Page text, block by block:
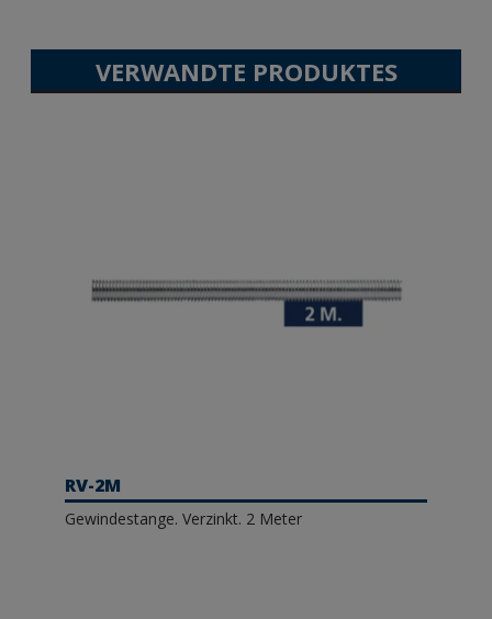
VERWANDTE PRODUKTES
RV-2M
Gewindestange. Verzinkt. 2 Meter